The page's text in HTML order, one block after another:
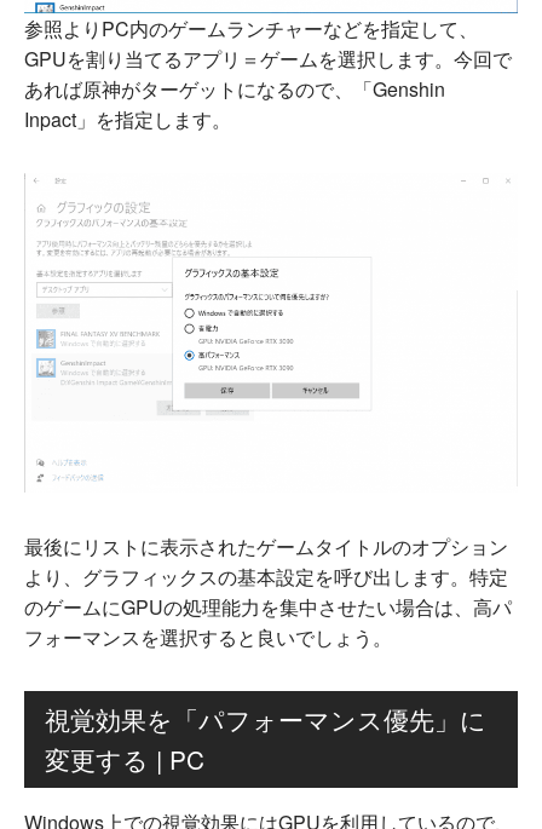
参照よりPC内のゲームランチャーなどを指定して、
GPUを割り当てるアプリ＝ゲームを選択します。今回で
あれば原神がターゲットになるので、「Genshin
Inpact」を指定します。
最後にリストに表示されたゲームタイトルのオプション
より、グラフィックスの基本設定を呼び出します。特定
のゲームにGPUの処理能力を集中させたい場合は、高パ
フォーマンスを選択すると良いでしょう。
視覚効果を「パフォーマンス優先」に
変更する | PC
Windows上での視覚効果にはGPUを利用しているので、